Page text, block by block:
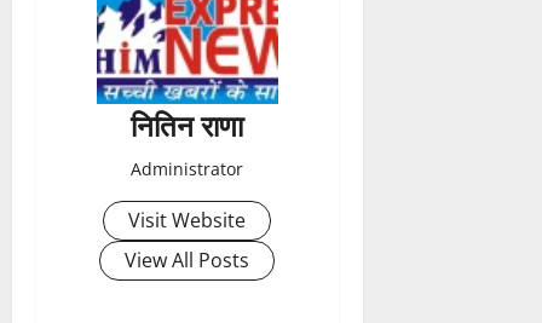
नितिन राणा
Administrator
Visit Website
View All Posts